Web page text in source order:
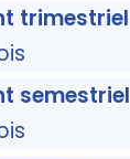
trimestriel
semestriel